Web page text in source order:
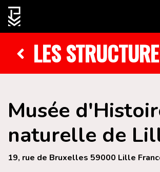
LES
Musée
naturelle de
19, rue de Bruxelles 59000 Lille